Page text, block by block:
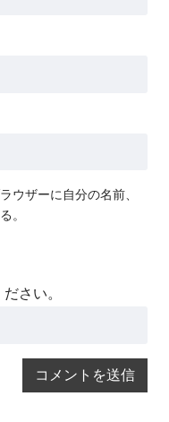
ウザーに自分の名前、
。
さい。